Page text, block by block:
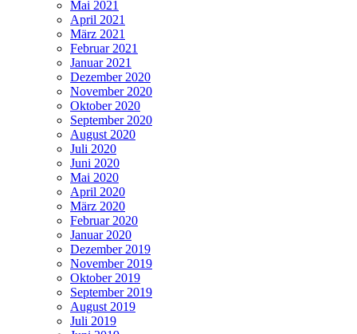
Mai 2021
April 2021
März 2021
Februar 2021
Januar 2021
Dezember 2020
November 2020
Oktober 2020
September 2020
August 2020
Juli 2020
Juni 2020
Mai 2020
April 2020
März 2020
Februar 2020
Januar 2020
Dezember 2019
November 2019
Oktober 2019
September 2019
August 2019
Juli 2019